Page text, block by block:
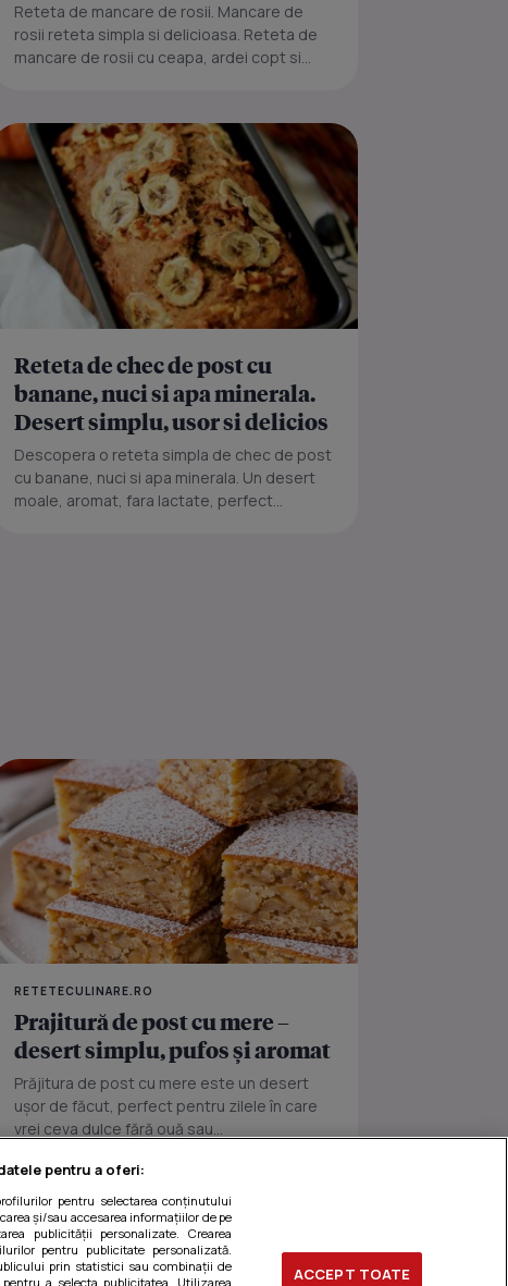
Reteta de mancare de rosii. Mancare de
rosii reteta simpla si delicioasa. Reteta de
mancare de rosii cu ceapa, ardei copt si...
Reteta de chec de post cu
banane, nuci si apa minerala.
Desert simplu, usor si delicios
Descopera o reteta simpla de chec de post
cu banane, nuci si apa minerala. Un desert
moale, aromat, fara lactate, perfect...
calita, de post Strudel din aluat de
RETETECULINARE.RO
Prajitură de post cu mere –
desert simplu, pufos și aromat
Prăjitura de post cu mere este un desert
ușor de făcut, perfect pentru zilele în care
vrei ceva dulce fără ouă sau...
pentru a oferi:
pentru selectarea conținutului
și/sau accesarea informațiilor de pe
publicității personalizate. Crearea
pentru publicitate personalizată.
prin statistici sau combinații de
a selecta publicitatea. Utilizarea
ACCEPT TOATE